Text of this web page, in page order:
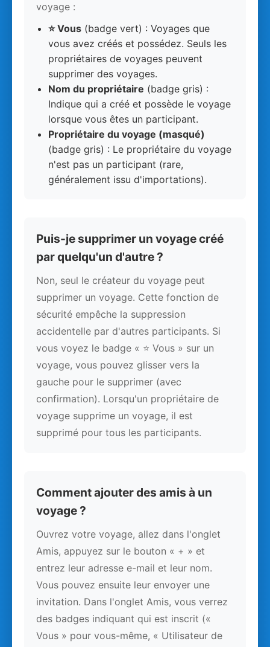
voyage :
⭐ Vous (badge vert) : Voyages que
vous avez créés et possédez. Seuls les
propriétaires de voyages peuvent
supprimer des voyages.
Nom du propriétaire (badge gris) :
Indique qui a créé et possède le voyage
lorsque vous êtes un participant.
Propriétaire du voyage (masqué)
(badge gris) : Le propriétaire du voyage
n'est pas un participant (rare,
généralement issu d'importations).
Puis-je supprimer un voyage créé
par quelqu'un d'autre ?
Non, seul le créateur du voyage peut
supprimer un voyage. Cette fonction de
sécurité empêche la suppression
accidentelle par d'autres participants. Si
vous voyez le badge « ⭐ Vous » sur un
voyage, vous pouvez glisser vers la
gauche pour le supprimer (avec
confirmation). Lorsqu'un propriétaire de
voyage supprime un voyage, il est
supprimé pour tous les participants.
Comment ajouter des amis à un
voyage ?
Ouvrez votre voyage, allez dans l'onglet
Amis, appuyez sur le bouton « + » et
entrez leur adresse e-mail et leur nom.
Vous pouvez ensuite leur envoyer une
invitation. Dans l'onglet Amis, vous verrez
des badges indiquant qui est inscrit («
Vous » pour vous-même, « Utilisateur de